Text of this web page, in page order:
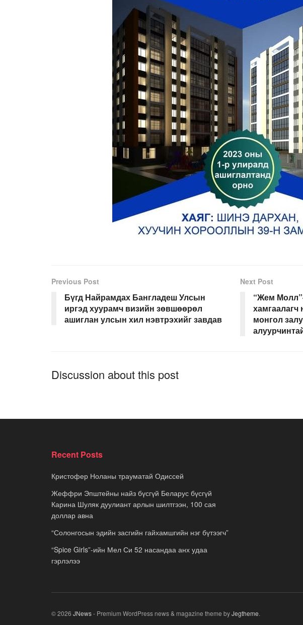
Previous Post
Бүгд Найрамдах Бангладеш Улсын
иргэд хуурамч визийн зөвшөөрөл
ашиглан улсын хил нэвтрэхийг завдав
Next Post
“Жем
хамгаалагч
монгол
Discussion about this post
Recent Posts
Кристофер Ноланы трауматай Одиссей
Жеффри Эпштейны найз бүсгүй Беларус бүсгүй
Карина Шуляк дуулиант арлын шилтгээн, 100 сая
доллар авна
“Солонгосын эдийн засгийн гайхамшгийн нэг бүтээгч”
“Spice Girls”-ийн Мел Си 52 насандаа анх удаа
гэрлэлээ
© 2026 JNews- Premium WordPress news & magazine theme byJegtheme.